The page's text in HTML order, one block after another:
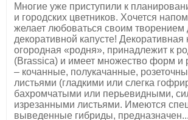
Многие уже приступили к
и городских цветников. Хочется
желает любоваться своим творением
декоративной капусте! Декоративная
огородная «родня», принадлежит к
(Brassica) и имеет множество форм и
– кочанные, полукачанные,
листьями (гладкими или слегка
бахромчатыми или перьевидными,
изрезанными листьями. Имеются
выведенные гибриды, предназначен...